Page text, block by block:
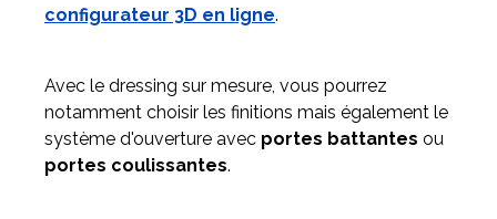
configurateur 3D en ligne.
Avec le dressing sur mesure, vous pourrez
notamment choisir les finitions mais également le
système d'ouverture avec portes battantes ou
portes coulissantes.